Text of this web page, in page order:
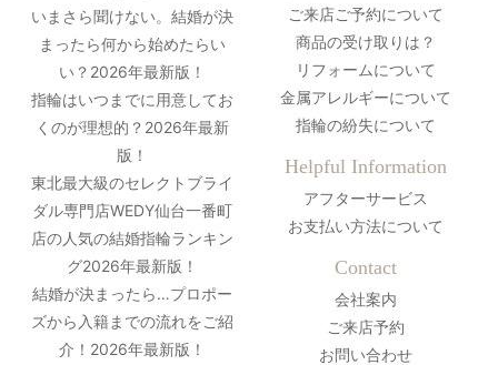
いまさら聞けない。結婚が決
まったら何から始めたらい
い？2026年最新版！
指輪はいつまでに用意してお
くのが理想的？2026年最新
版！
東北最大級のセレクトブライ
ダル専門店WEDY仙台一番町
店の人気の結婚指輪ランキン
グ2026年最新版！
結婚が決まったら…プロポー
ズから入籍までの流れをご紹
介！2026年最新版！
ご来店ご予約について
商品の受け取りは？
リフォームについて
金属アレルギーについて
指輪の紛失について
Helpful Information
アフターサービス
お支払い方法について
Contact
会社案内
ご来店予約
お問い合わせ